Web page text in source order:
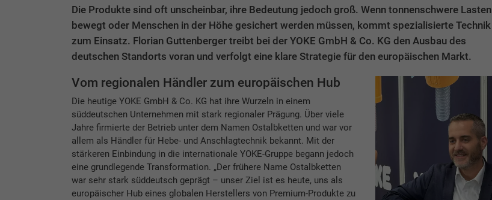
Die Produkte sind oft unscheinbar, ihre Bedeutung jedoch groß. Wenn tonnenschwere Lasten
bewegt oder Menschen in der Höhe gesichert werden müssen, kommt spezialisierte Technik
zum Einsatz. Florian Guttenberger treibt bei der YOKE GmbH & Co. KG den Ausbau des
deutschen Standorts voran und verfolgt eine klare Strategie für den europäischen Markt.
Vom regionalen Händler zum europäischen Hub
Die heutige YOKE GmbH & Co. KG hat ihre Wurzeln in einem
süddeutschen Unternehmen mit stark regionaler Prägung. Über viele
Jahre firmierte der Betrieb unter dem Namen Ostalbketten und war vor
allem als Händler für Hebe- und Anschlagtechnik bekannt. Mit der
stärkeren Einbindung in die internationale YOKE-Gruppe begann jedoch
eine grundlegende Transformation. „Der frühere Name Ostalbketten
war sehr stark süddeutsch geprägt – unser Ziel ist es heute, uns als
europäischer Hub eines globalen Herstellers von Premium-Produkte zu